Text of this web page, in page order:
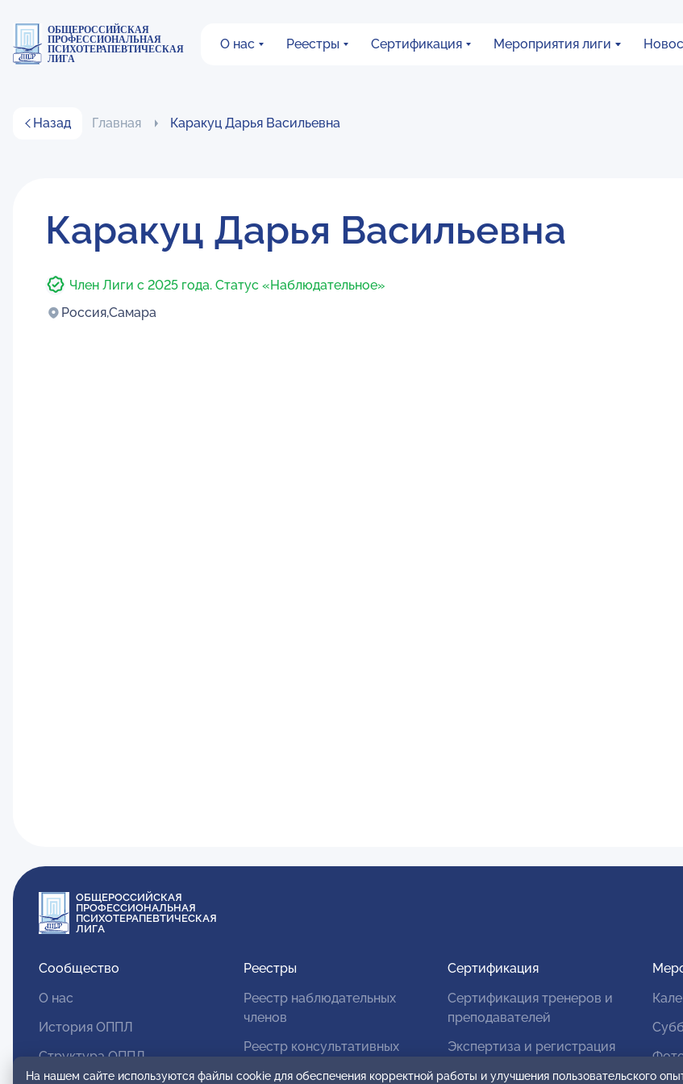
ОБЩЕРОССИЙСКАЯ
ПРОФЕССИОНАЛЬНАЯ
ПСИХОТЕРАПЕВТИЧЕСКАЯ
ЛИГА
О нас Реестры Сертификация Мероприятия лиги
Назад Главная Каракуц Дарья Васильевна
Каракуц Дарья Васильевна
Член Лиги с 2025 года. Статус «Наблюдательное»
Россия,Самара
ОБЩЕРОССИЙСКАЯ
ПРОФЕССИОНАЛЬНАЯ
ПСИХОТЕРАПЕВТИЧЕСКАЯ
ЛИГА
Сообщество
О нас
История ОППЛ
Структура ОППЛ
Реестры
Реестр наблюдательных
членов
Реестр консультативных
Сертификация
Сертификация тренеров и
преподавателей
Экспертиза и регистрация
На нашем сайте используются файлы cookie для обеспечения корректной работы и улучшения пользовательского